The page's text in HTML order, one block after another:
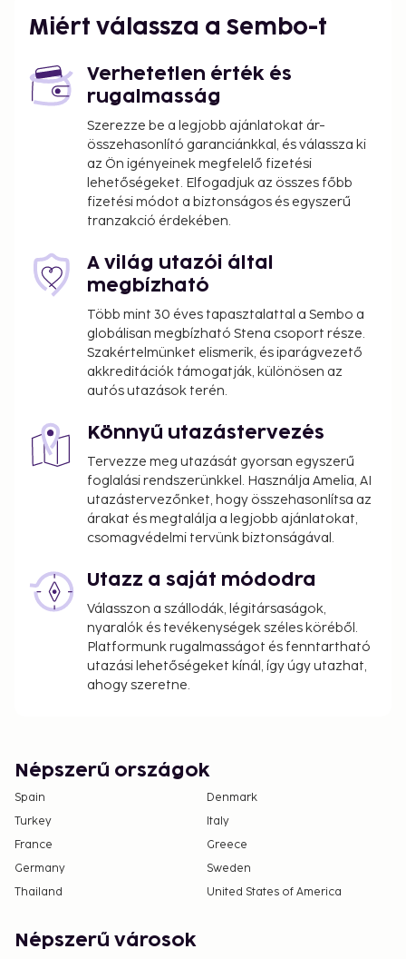
Miért válassza a Sembo-t
Verhetetlen érték és
rugalmasság
Szerezze be a legjobb ajánlatokat ár-
összehasonlító garanciánkkal, és válassza ki
az Ön igényeinek megfelelő fizetési
lehetőségeket. Elfogadjuk az összes főbb
fizetési módot a biztonságos és egyszerű
tranzakció érdekében.
A világ utazói által
megbízható
Több mint 30 éves tapasztalattal a Sembo a
globálisan megbízható Stena csoport része.
Szakértelmünket elismerik, és iparágvezető
akkreditációk támogatják, különösen az
autós utazások terén.
Könnyű utazástervezés
Tervezze meg utazását gyorsan egyszerű
foglalási rendszerünkkel. Használja Amelia, AI
utazástervezőnket, hogy összehasonlítsa az
árakat és megtalálja a legjobb ajánlatokat,
csomagvédelmi tervünk biztonságával.
Utazz a saját módodra
Válasszon a szállodák, légitársaságok,
nyaralók és tevékenységek széles köréből.
Platformunk rugalmasságot és fenntartható
utazási lehetőségeket kínál, így úgy utazhat,
ahogy szeretne.
Népszerű országok
Spain
Denmark
Turkey
Italy
France
Greece
Germany
Sweden
Thailand
United States of America
Népszerű városok